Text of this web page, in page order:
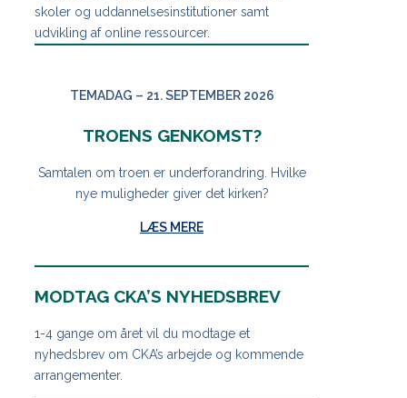
skoler og uddannelsesinstitutioner samt
udvikling af online ressourcer.
TEMADAG – 21. SEPTEMBER 2026
TROENS GENKOMST?
Samtalen om troen er underforandring. Hvilke
nye muligheder giver det kirken?
LÆS MERE
MODTAG CKA’S NYHEDSBREV
1-4 gange om året vil du modtage et
nyhedsbrev om CKA’s arbejde og kommende
arrangementer.